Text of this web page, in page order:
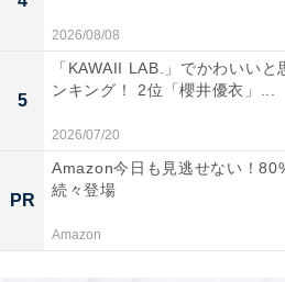
どのCM起用も増えており、い
演技派として認知度が急上昇しま
「All About ニュース」は、ネットの話
らしの中にあふれる「なぜ？」「どう
るAll About発のニュースメディアです
する疑問に対して専門家が分かりやす
報やSNSで話題のトピックスを紹介して
2026/08/08
5
「KAWAII LAB.」でかわいいと
ンキング！ 2位「櫻井優衣」...
2026/07/20
PR
Amazon今日も見逃せない！
続々登場
Amazon